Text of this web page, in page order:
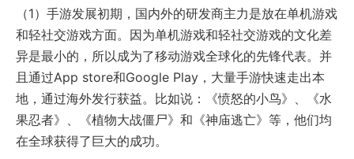
（1）手游发展初期，国内外的研发商主力是放在单机游戏
和轻社交游戏方面。因为单机游戏和轻社交游戏的文化差
异是最小的，所以成为了移动游戏全球化的先锋代表。并
且通过App store和Google Play，大量手游快速走出本
地，通过海外发行获益。比如说：《愤怒的小鸟》、《水
果忍者》、《植物大战僵尸》和《神庙逃亡》等，他们均
在全球获得了巨大的成功。